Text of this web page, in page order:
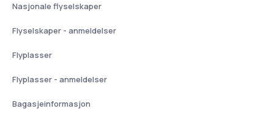
Nasjonale flyselskaper
Flyselskaper - anmeldelser
Flyplasser
Flyplasser - anmeldelser
Bagasjeinformasjon